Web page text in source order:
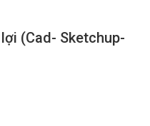
(Cad- Sketchup-